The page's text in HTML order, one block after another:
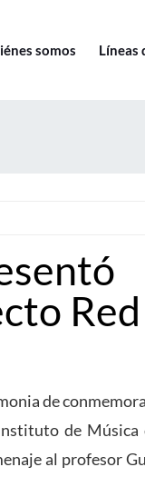
somos Líneas
de
de Música
al profesor